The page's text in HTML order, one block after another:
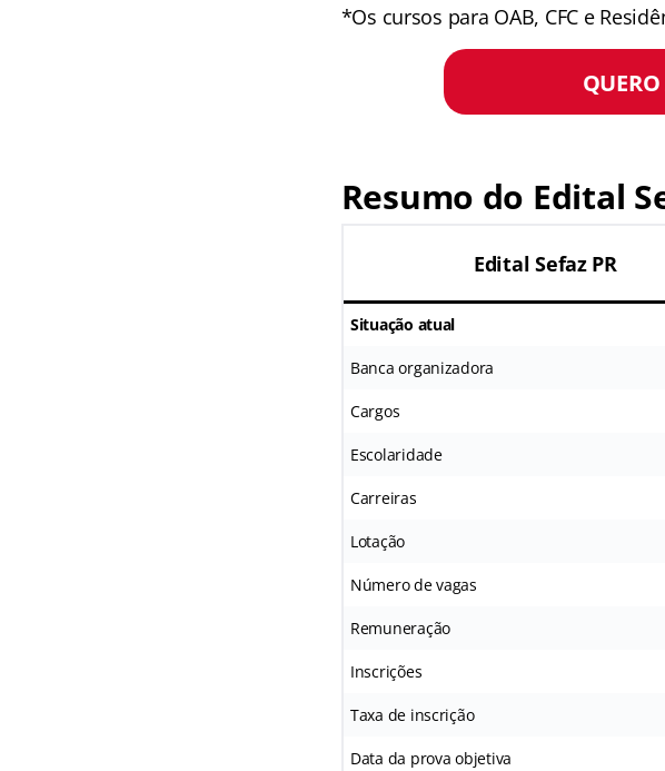
*Os cursos para OAB, CFC e
Resumo do Edital
Edital Sefaz PR
Situação atual
Banca organizadora
Cargos
Escolaridade
Carreiras
Lotação
Número de vagas
Remuneração
Inscrições
Taxa de inscrição
Data da prova objetiva